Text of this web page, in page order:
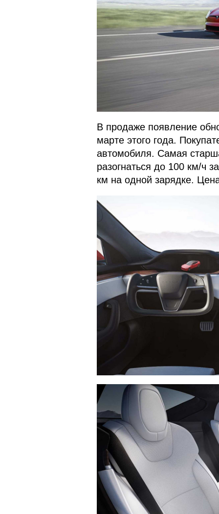
В продаже появление
марте этого года.
автомобиля. Самая
разогнаться до 100 км/ч
км на одной зарядке.